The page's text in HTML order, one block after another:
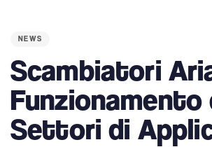
IN:
NEWS
Scambiatori
Funzionamento
Settori di